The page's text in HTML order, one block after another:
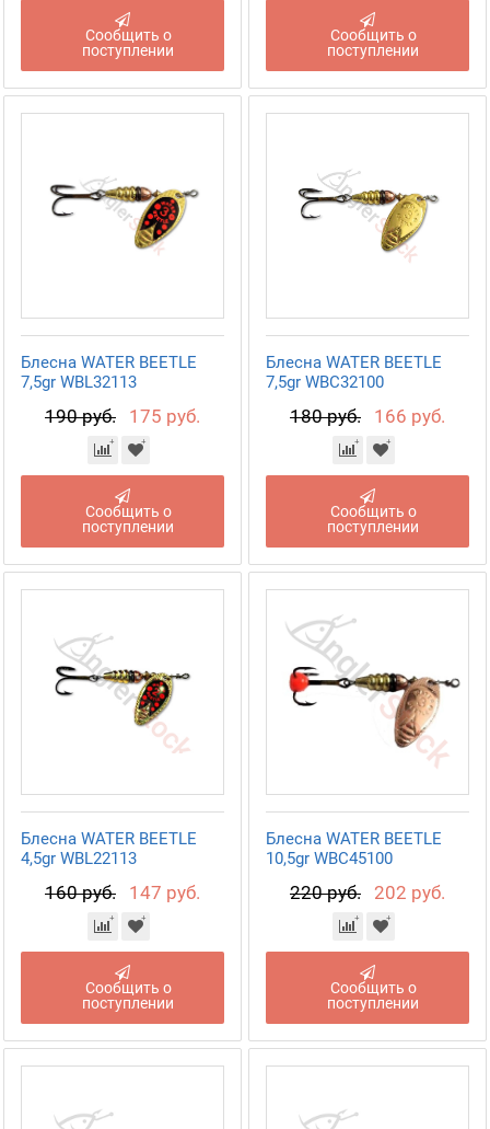
Сообщить о
поступлении
Сообщить о
поступлении
Блесна WATER BEETLE
7,5gr WBL32113
190 руб. 175 руб.
Сообщить о
поступлении
Блесна WATER BEETLE
7,5gr WBC32100
180 руб. 166 руб.
Сообщить о
поступлении
Блесна WATER BEETLE
4,5gr WBL22113
160 руб. 147 руб.
Сообщить о
поступлении
Блесна WATER BEETLE
10,5gr WBC45100
220 руб. 202 руб.
Сообщить о
поступлении